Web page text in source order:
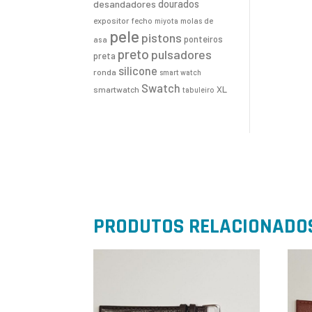
desandadores dourados
expositor fecho miyota molas de
asa pele pistons ponteiros
preta preto pulsadores
ronda silicone smart watch
smartwatch Swatch tabuleiro XL
PRODUTOS